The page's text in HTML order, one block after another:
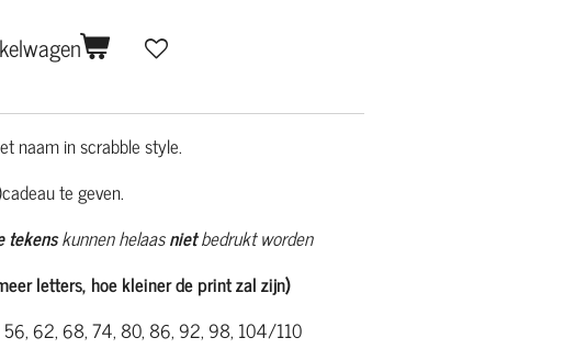
naam in scrabble style.
te geven.
tekenskunnen helaasnietbedrukt worden
letters, hoe kleiner de print zal zijn)
56, 62, 68, 74, 80, 86, 92, 98, 104/110